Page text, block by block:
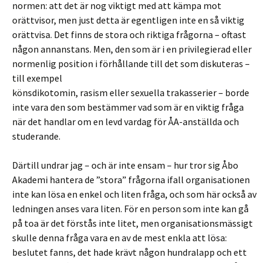
normen: att det är nog viktigt med att kämpa mot
orättvisor, men just detta är egentligen inte en så viktig
orättvisa. Det finns de stora och riktiga frågorna – oftast
någon annanstans. Men, den som är i en privilegierad eller
normenlig position i förhållande till det som diskuteras –
till exempel
könsdikotomin, rasism eller sexuella trakasserier – borde
inte vara den som bestämmer vad som är en viktig fråga
när det handlar om en levd vardag för ÅA-anställda och
studerande.
Därtill undrar jag – och är inte ensam – hur tror sig Åbo
Akademi hantera de ”stora” frågorna ifall organisationen
inte kan lösa en enkel och liten fråga, och som här också av
ledningen anses vara liten. För en person som inte kan gå
på toa är det förstås inte litet, men organisationsmässigt
skulle denna fråga vara en av de mest enkla att lösa:
beslutet fanns, det hade krävt någon hundralapp och ett